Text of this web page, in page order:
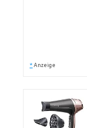
* Anzeige